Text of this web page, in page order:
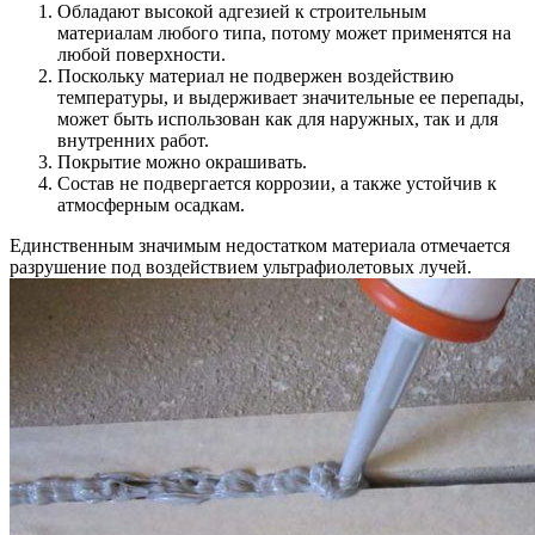
Обладают высокой адгезией к строительным
материалам любого типа, потому может применятся на
любой поверхности.
Поскольку материал не подвержен воздействию
температуры, и выдерживает значительные ее перепады,
может быть использован как для наружных, так и для
внутренних работ.
Покрытие можно окрашивать.
Состав не подвергается коррозии, а также устойчив к
атмосферным осадкам.
Единственным значимым недостатком материала отмечается
разрушение под воздействием ультрафиолетовых лучей.